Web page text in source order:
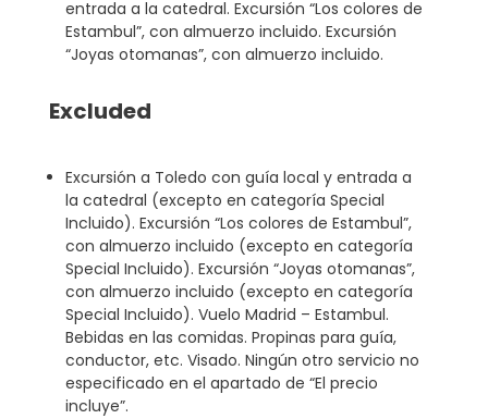
entrada a la catedral. Excursión “Los colores de
Estambul”, con almuerzo incluido. Excursión
“Joyas otomanas”, con almuerzo incluido.
Excluded
Excursión a Toledo con guía local y entrada a
la catedral (excepto en categoría Special
Incluido). Excursión “Los colores de Estambul”,
con almuerzo incluido (excepto en categoría
Special Incluido). Excursión “Joyas otomanas”,
con almuerzo incluido (excepto en categoría
Special Incluido). Vuelo Madrid – Estambul.
Bebidas en las comidas. Propinas para guía,
conductor, etc. Visado. Ningún otro servicio no
especificado en el apartado de “El precio
incluye”.